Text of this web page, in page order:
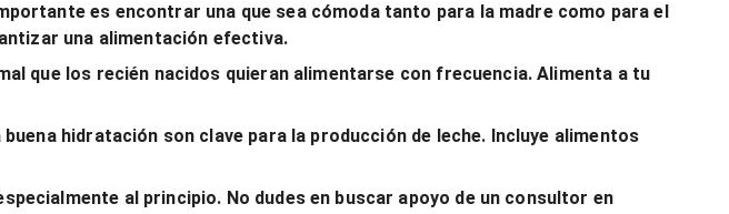
es encontrar una que sea cómoda tanto para la madre como para el
una alimentación efectiva.
que los recién nacidos quieran alimentarse con frecuencia. Alimenta a tu
hidratación son clave para la producción de leche. Incluye alimentos
al principio. No dudes en buscar apoyo de un consultor en